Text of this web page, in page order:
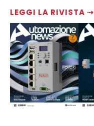
LEGGI LA RIVISTA ⇢